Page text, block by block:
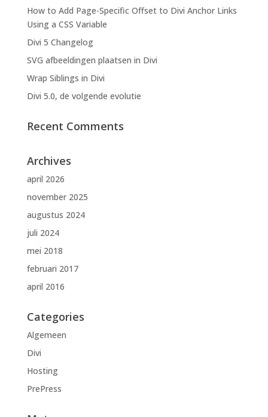
How to Add Page-Specific Offset to Divi Anchor Links
Using a CSS Variable
Divi 5 Changelog
SVG afbeeldingen plaatsen in Divi
Wrap Siblings in Divi
Divi 5.0, de volgende evolutie
Recent Comments
Archives
april 2026
november 2025
augustus 2024
juli 2024
mei 2018
februari 2017
april 2016
Categories
Algemeen
Divi
Hosting
PrePress